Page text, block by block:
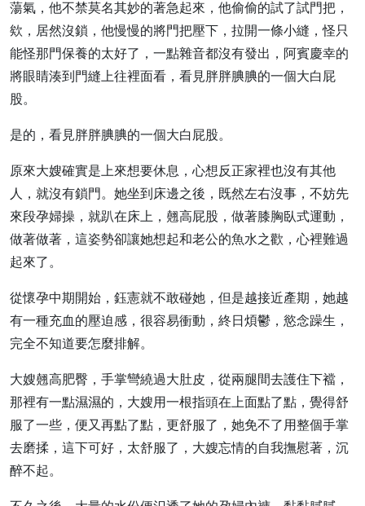
蕩氣，他不禁莫名其妙的著急起來，他偷偷的試了試門把，
欸，居然沒鎖，他慢慢的將門把壓下，拉開一條小縫，怪只
能怪那門保養的太好了，一點雜音都沒有發出，阿賓慶幸的
將眼睛湊到門縫上往裡面看，看見胖胖腆腆的一個大白屁
股。
是的，看見胖胖腆腆的一個大白屁股。
原來大嫂確實是上來想要休息，心想反正家裡也沒有其他
人，就沒有鎖門。她坐到床邊之後，既然左右沒事，不妨先
來段孕婦操，就趴在床上，翹高屁股，做著膝胸臥式運動，
做著做著，這姿勢卻讓她想起和老公的魚水之歡，心裡難過
起來了。
從懷孕中期開始，鈺憲就不敢碰她，但是越接近產期，她越
有一種充血的壓迫感，很容易衝動，終日煩鬱，慾念躁生，
完全不知道要怎麼排解。
大嫂翹高肥臀，手掌彎繞過大肚皮，從兩腿間去護住下襠，
那裡有一點濕濕的，大嫂用一根指頭在上面點了點，覺得舒
服了一些，便又再點了點，更舒服了，她免不了用整個手掌
去磨揉，這下可好，太舒服了，大嫂忘情的自我撫慰著，沉
醉不起。